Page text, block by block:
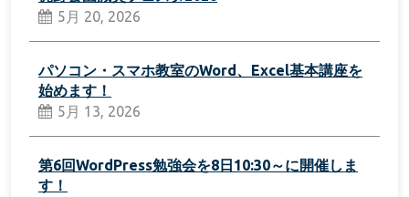
5月 20, 2026
パソコン・スマホ教室のWord、Excel基本講座を
始めます！
5月 13, 2026
第6回WordPress勉強会を8日10:30～に開催しま
す！